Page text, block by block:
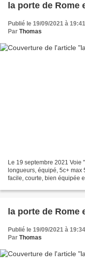
la porte de Rome
Publié le 19/09/2021 à 19:41
Par Thomas
Le 19 septembre 2021 Voie
longueurs, équipé, 5c+
facile, courte, bien équipée
la porte de Rome
Publié le 19/09/2021 à 19:34
Par Thomas